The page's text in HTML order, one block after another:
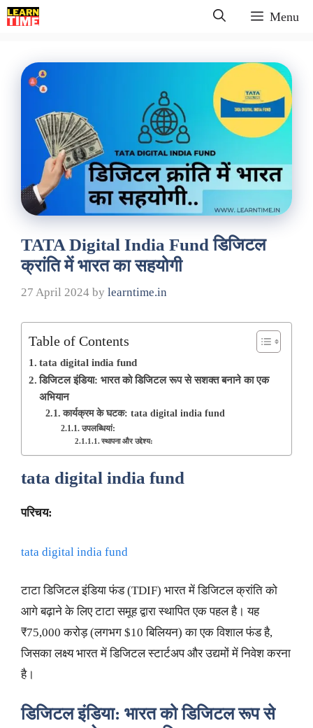
Skip
to
Menu
TATA Digital India Fund डिजिटल
क्रांति में भारत का सहयोगी
27 April 2024 by learntime.in
Table of Contents
tata digital india fund
डिजिटल इंडिया: भारत को डिजिटल रूप से सशक्त बनाने का एक
अभियान
कार्यक्रम के घटक: tata digital india fund
उपलब्धियां:
स्थापना और उद्देश्य:
tata digital india fund
परिचय:
tata digital india fund
टाटा डिजिटल इंडिया फंड (TDIF) भारत में डिजिटल क्रांति को
आगे बढ़ाने के लिए टाटा समूह द्वारा स्थापित एक पहल है। यह
₹75,000 करोड़ (लगभग $10 बिलियन) का एक विशाल फंड है,
जिसका लक्ष्य भारत में डिजिटल स्टार्टअप और उद्यमों में निवेश करना
है।
डिजिटल इंडिया: भारत को डिजिटल रूप से